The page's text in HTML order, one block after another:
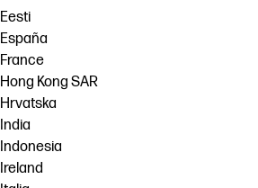
Eesti
España
France
Hong Kong SAR
Hrvatska
India
Indonesia
Ireland